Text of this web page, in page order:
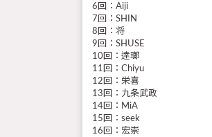
6回：Aiji
7回：SHIN
8回：将
9回：SHUSE
10回：逹瑯
11回：Chiyu
12回：栄喜
13回：九条武政
14回：MiA
15回：seek
16回：宏崇